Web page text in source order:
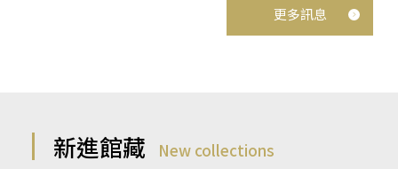
更多訊息
新進館藏 New collections